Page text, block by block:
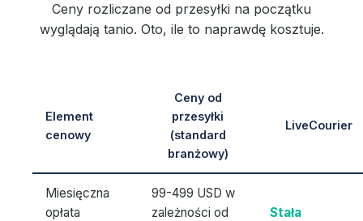
Ceny rozliczane od przesyłki na początku
wyglądają tanio. Oto, ile to naprawdę kosztuje.
Element
cenowy
Ceny od
przesyłki
(standard
branżowy)
LiveCourier
Miesięczna
opłata
99-499 USD w
zależności od
Stała